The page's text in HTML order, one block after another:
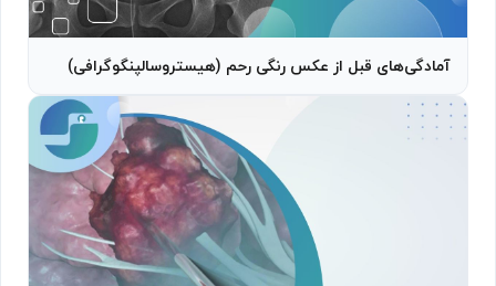
آمادگی‌های قبل از عکس رنگی رحم (هیستروسالپنگوگرافی)